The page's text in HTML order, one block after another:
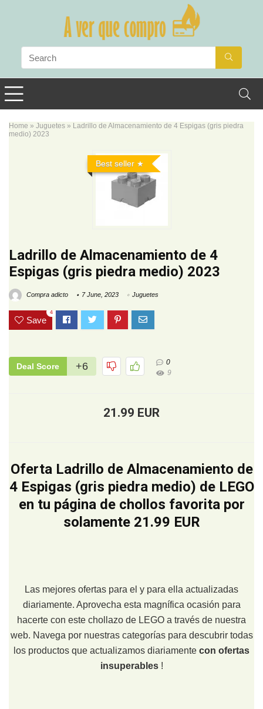
Home » Juguetes » Ladrillo de Almacenamiento de 4 Espigas (gris piedra
medio) 2023
Best seller
Ladrillo de Almacenamiento de 4
Espigas (gris piedra medio) 2023
Compra adicto 7 June, 2023 Juguetes
Save
4
Deal Score +6
0
9
21.99 EUR
Oferta Ladrillo de Almacenamiento de
4 Espigas (gris piedra medio) de LEGO
en tu página de chollos favorita por
solamente 21.99 EUR
Las mejores ofertas para el y para ella actualizadas
diariamente. Aprovecha esta magnífica ocasión para
hacerte con este chollazo de LEGO a través de nuestra
web. Navega por nuestras categorías para descubrir todas
los productos que actualizamos diariamente con ofertas
insuperables!